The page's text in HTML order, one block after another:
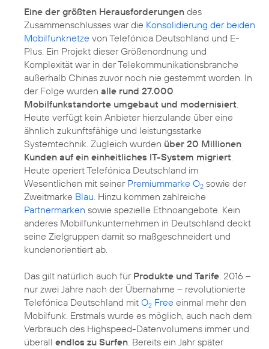
Eine der größten Herausforderungen des
Zusammenschlusses war die Konsolidierung der beiden
Mobilfunknetze von Telefónica Deutschland und E-
Plus. Ein Projekt dieser Größenordnung und
Komplexität war in der Telekommunikationsbranche
außerhalb Chinas zuvor noch nie gestemmt worden. In
der Folge wurden alle rund 27.000
Mobilfunkstandorte umgebaut und modernisiert
Heute verfügt kein Anbieter hierzulande über eine
ähnlich zukunftsfähige und leistungsstarke
Systemtechnik. Zugleich wurden über 20 Millionen
Kunden auf ein einheitliches IT-System migriert
Heute operiert Telefónica Deutschland im
Wesentlichen mit seiner Premiummarke O2 sowie der
Zweitmarke Blau . Hinzu kommen zahlreiche
Partnermarken sowie spezielle Ethnoangebote. Kein
anderes Mobilfunkunternehmen in Deutschland deckt
seine Zielgruppen damit so maßgeschneidert und
kundenorientiert ab.
Das gilt natürlich auch für Produkte und Tarife . 2016 –
nur zwei Jahre nach der Übernahme – revolutionierte
Telefónica Deutschland mit O2 Free einmal mehr den
Mobilfunk. Erstmals wurde es möglich, auch nach dem
Verbrauch des Highspeed-Datenvolumens immer und
überall endlos zu Surfen . Bereits ein Jahr später